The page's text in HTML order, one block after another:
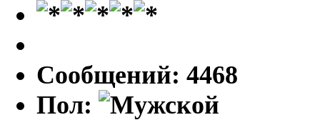
Сообщений: 4468
Пол: